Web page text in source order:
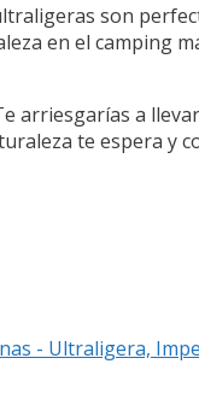
son
en el camping
arriesgarías a
te espera y
- Ultraligera,